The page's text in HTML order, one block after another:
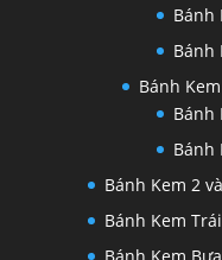
Bánh
Bánh
Bánh
Bánh
Bánh
Bánh Kem 2
Bánh Kem